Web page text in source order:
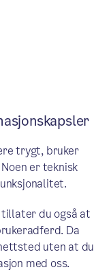
Nedre
til
natur- og
trygt, bruker
er teknisk
du også at
Da
uten at du
med oss.